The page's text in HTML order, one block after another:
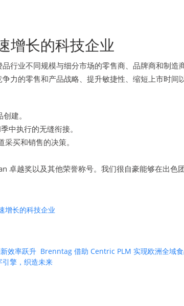
增长的科技企业
行业不同规模与细分市场的零售商、品牌商和制
的零售和产品战略、提升敏捷性、缩短上市时间
建。
中执行的无缝衔接。
买和销售的决策。
越奖以及其他荣誉称号。我们很自豪能够在出色
增长的科技企业
效率跃升 Brenntag 借助 Centric PLM 实现欧洲全域
擎，织造未来